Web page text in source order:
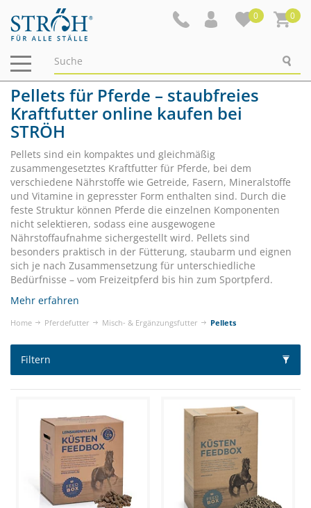
0 0
Navigation
ein-/ausblenden
Pellets für Pferde – staubfreies
Kraftfutter online kaufen bei
STRÖH
Pellets sind ein kompaktes und gleichmäßig
zusammengesetztes Kraftfutter für Pferde, bei dem
verschiedene Nährstoffe wie Getreide, Fasern, Mineralstoffe
und Vitamine in gepresster Form enthalten sind. Durch die
feste Struktur können Pferde die einzelnen Komponenten
nicht selektieren, sodass eine ausgewogene
Nährstoffaufnahme sichergestellt wird. Pellets sind
besonders praktisch in der Fütterung, staubarm und eignen
sich je nach Zusammensetzung für unterschiedliche
Bedürfnisse – vom Freizeitpferd bis hin zum Sportpferd.
Mehr erfahren
Home Pferdefutter Misch- & Ergänzungsfutter Pellets
Filtern